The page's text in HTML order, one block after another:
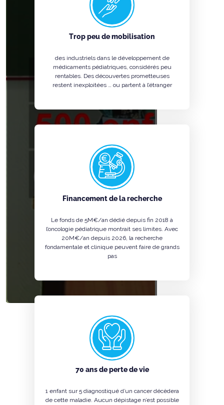
Trop peu de mobilisation
des industriels dans le développement de
médicaments pédiatriques, considérés peu
rentables. Des découvertes prometteuses
restent inexploitées … ou partent à l’étranger
Financement de la recherche
Le fonds de 5M€/an dédié depuis fin 2018 à
l’oncologie pédiatrique montrait ses limites. Avec
20M€/an depuis 2026, la recherche
fondamentale et clinique peuvent faire de grands
pas
70 ans de perte de vie
1 enfant sur 5 diagnostiqué d’un cancer décèdera
de cette maladie. Aucun dépistage n’est possible